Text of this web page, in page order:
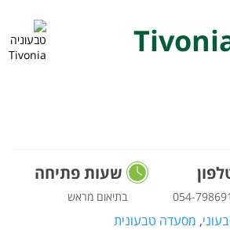
054-
שעות פתיחה
בתיאום מראש
, מסעדה טבעונית